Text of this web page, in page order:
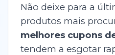
Não deixe para a
produtos mais
melhores cupons
tendem a esgotar